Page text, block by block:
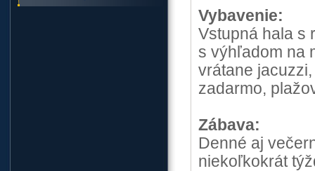
Vybavenie:
Vstupná hala s
s výhľadom na
vrátane
zadarmo,
Zábava:
Denné aj
niekoľkokrát